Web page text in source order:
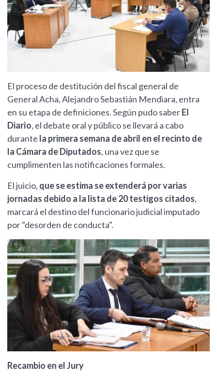
El proceso de destitución del fiscal general de
General Acha, Alejandro Sebastián Mendiara, entra
en su etapa de definiciones. Según pudo saberEl
Diario, el debate oral y público se llevará a cabo
durante la primera semana de abril en el recinto de
la Cámara de Diputados, una vez que se
cumplimenten las notificaciones formales.
El juicio, que se estima se extenderá por varias
jornadas debido a la lista de 20 testigos citados,
marcará el destino del funcionario judicial imputado
por "desorden de conducta".
Recambio en el Jury